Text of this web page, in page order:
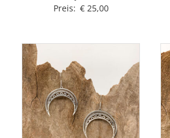
Preis: €25,00